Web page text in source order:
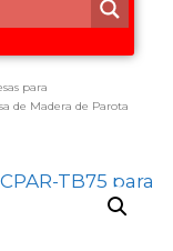
para
de Madera de Parota